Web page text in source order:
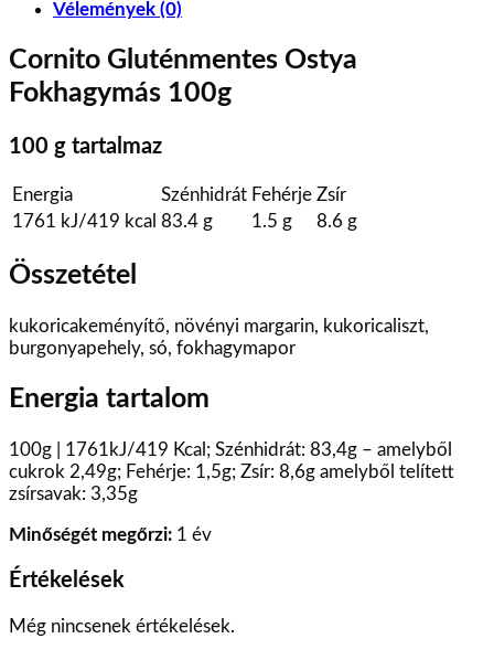
Vélemények (0)
Cornito Gluténmentes Ostya
Fokhagymás 100g
100 g tartalmaz
Energia Szénhidrát Fehérje Zsír
1761 kJ/419 kcal 83.4 g 1.5 g 8.6 g
Összetétel
kukoricakeményítő, növényi margarin, kukoricaliszt,
burgonyapehely, só, fokhagymapor
Energia tartalom
100g | 1761kJ/419 Kcal; Szénhidrát: 83,4g – amelyből
cukrok 2,49g; Fehérje: 1,5g; Zsír: 8,6g amelyből telített
zsírsavak: 3,35g
Minőségét megőrzi: 1 év
Értékelések
Még nincsenek értékelések.